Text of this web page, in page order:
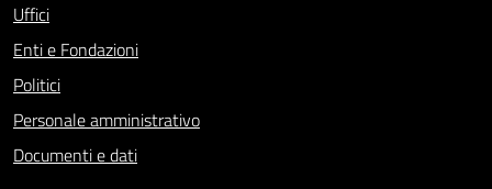
Uffici
Enti e Fondazioni
Politici
Personale amministrativo
Documenti e dati